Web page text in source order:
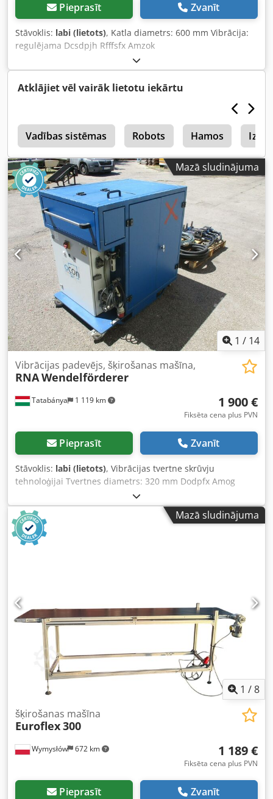
Pieprasīt Zvanīt
Stāvoklis: labi (lietots), Katla diametrs: 600 mm Vibrācija:
regulējama Dcsdpjh Rfffsfx Amzok
Atklājiet vēl vairāk lietotu iekārtu
Vadības sistēmas Robots Hamos
Mazā sludinājuma
1 / 14
Tatabánya 1 119 km
Vibrācijas padevējs, šķirošanas mašīna,
RNAWendelförderer
1 900 €
Fiksēta cena plus PVN
Pieprasīt Zvanīt
Stāvoklis: labi (lietots), Vibrācijas tvertne skrūvju
tehnoloģijai Tvertnes diametrs: 320 mm Dodpfx Amog
Mazā sludinājuma
1 /8
Wymysłów 672 km
šķirošanas mašīna
Euroflex300
1 189 €
Fiksēta cena plus PVN
Pieprasīt Zvanīt